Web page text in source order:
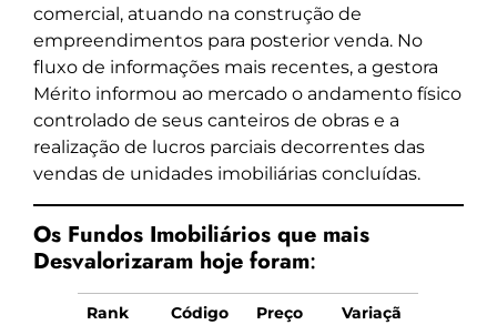
comercial, atuando na construção de
empreendimentos para posterior venda. No
fluxo de informações mais recentes, a gestora
Mérito informou ao mercado o andamento físico
controlado de seus canteiros de obras e a
realização de lucros parciais decorrentes das
vendas de unidades imobiliárias concluídas.
Os Fundos Imobiliários que mais
Desvalorizaram hoje foram:
Rank Código
Preço
Variaçã